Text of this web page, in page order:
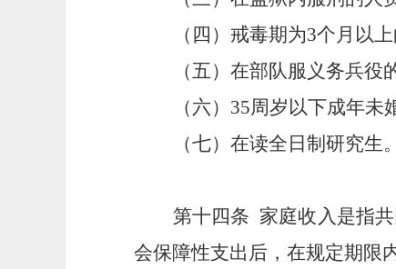
（四）戒毒期为3个月以
（五）在部队服义务兵役
（六） 35周岁以下成年未
（七）在读全日制研究生。
第十四条 家庭收入是指
会保障性支出后，在规定期限